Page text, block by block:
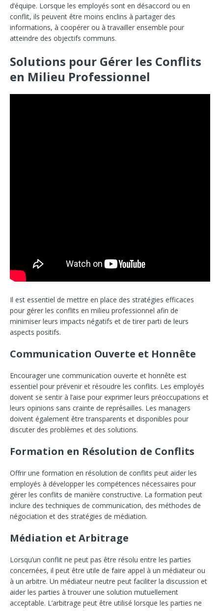
d’équipe. Lorsque les employés sont en désaccord ou en
conflit, ils peuvent être moins enclins à partager des
informations, à coopérer ou à travailler ensemble pour
atteindre des objectifs communs.
Solutions pour Gérer les Conflits
en Milieu Professionnel
Il est essentiel de mettre en place des stratégies efficaces
pour gérer les conflits en milieu professionnel afin de
minimiser leurs impacts négatifs et de tirer parti de leurs
aspects positifs.
Communication Ouverte et Honnête
Encourager une communication ouverte et honnête est
essentiel pour prévenir et résoudre les conflits. Les employés
doivent se sentir à l’aise pour exprimer leurs préoccupations et
leurs opinions sans crainte de représailles. Les managers
doivent également être transparents et disponibles pour
discuter des problèmes et des solutions.
Formation en Résolution de Conflits
Offrir une formation en résolution de conflits peut aider les
employés à développer les compétences nécessaires pour
gérer les conflits de manière constructive. La formation peut
inclure des techniques de communication, des méthodes de
négociation et des stratégies de médiation.
Médiation et Arbitrage
Lorsqu’un conflit ne peut pas être résolu entre les parties
concernées, il peut être utile de faire appel à un médiateur ou
à un arbitre. Un médiateur neutre peut faciliter la discussion et
aider les parties à trouver une solution mutuellement
acceptable. L’arbitrage peut être utilisé lorsque les parties ne